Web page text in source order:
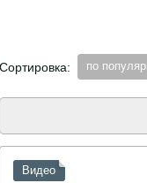
Сортировка: по
Видео